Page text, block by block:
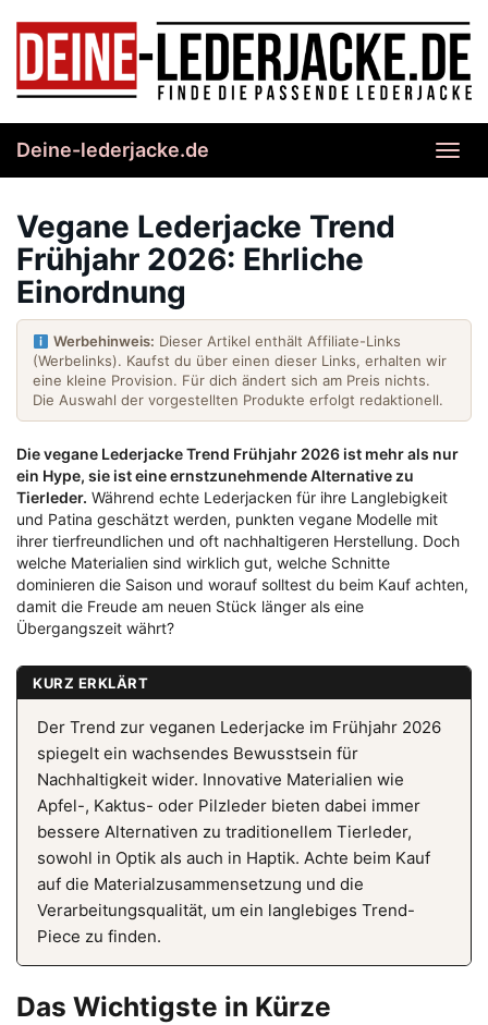
content
Deine-lederjacke.de
Vegane Lederjacke Trend
Frühjahr 2026: Ehrliche
Einordnung
Werbehinweis: Dieser Artikel enthält Affiliate-Links
(Werbelinks). Kaufst du über einen dieser Links, erhalten wir
eine kleine Provision. Für dich ändert sich am Preis nichts.
Die Auswahl der vorgestellten Produkte erfolgt redaktionell.
Die vegane Lederjacke Trend Frühjahr 2026 ist mehr als nur
ein Hype, sie ist eine ernstzunehmende Alternative zu
Tierleder. Während echte Lederjacken für ihre Langlebigkeit
und Patina geschätzt werden, punkten vegane Modelle mit
ihrer tierfreundlichen und oft nachhaltigeren Herstellung. Doch
welche Materialien sind wirklich gut, welche Schnitte
dominieren die Saison und worauf solltest du beim Kauf achten,
damit die Freude am neuen Stück länger als eine
Übergangszeit währt?
KURZ ERKLÄRT
Der Trend zur veganen Lederjacke im Frühjahr 2026
spiegelt ein wachsendes Bewusstsein für
Nachhaltigkeit wider. Innovative Materialien wie
Apfel-, Kaktus- oder Pilzleder bieten dabei immer
bessere Alternativen zu traditionellem Tierleder,
sowohl in Optik als auch in Haptik. Achte beim Kauf
auf die Materialzusammensetzung und die
Verarbeitungsqualität, um ein langlebiges Trend-
Piece zu finden.
Das Wichtigste in Kürze